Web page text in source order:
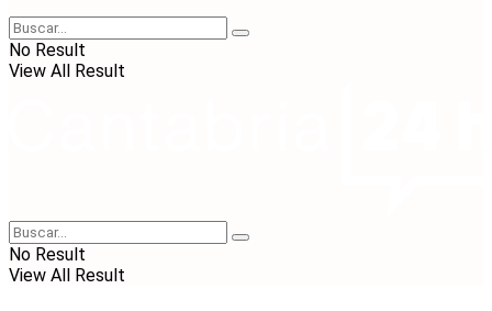
No Result
View All Result
No Result
View All Result